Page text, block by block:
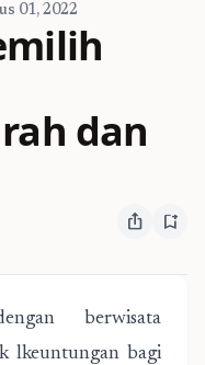
01, 2022
dan
ios_share bookmark_add
berwisata
lkeuntungan bagi